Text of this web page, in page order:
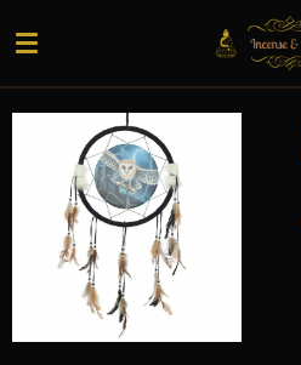
direct
naar
de
hoofdinhoud